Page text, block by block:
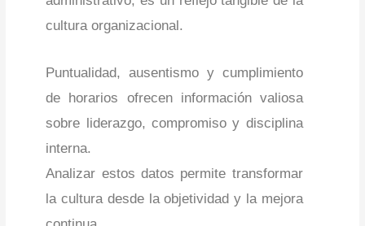
cultura organizacional.
Puntualidad, ausentismo y cumplimiento
de horarios ofrecen información valiosa
sobre liderazgo, compromiso y disciplina
interna.
Analizar estos datos permite transformar
la cultura desde la objetividad y la mejora